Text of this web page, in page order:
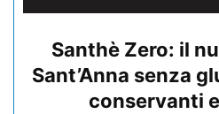
Santhè Zero: il
Sant’Anna senza
conservanti